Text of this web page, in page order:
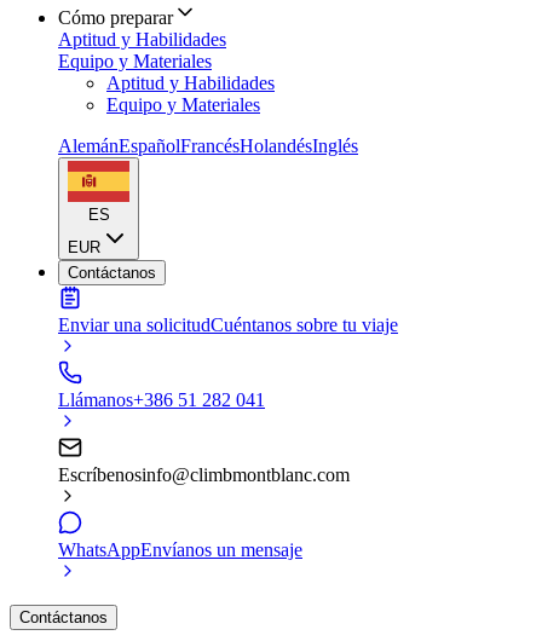
Cómo preparar
Aptitud y Habilidades
Equipo y Materiales
Aptitud y Habilidades
Equipo y Materiales
AlemánEspañolFrancésHolandésInglés
ES
EUR
Contáctanos
Enviar una solicitudCuéntanos sobre tu viaje
Llámanos+386 51 282 041
Escríbenosinfo@climbmontblanc.com
WhatsAppEnvíanos un mensaje
Contáctanos